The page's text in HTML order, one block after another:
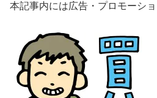
本記事内には広告・プロモーショ